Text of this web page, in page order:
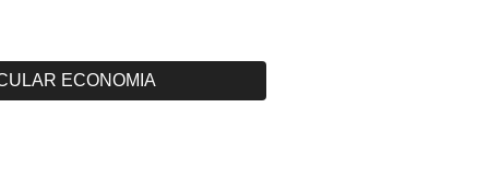
ECONOMIA